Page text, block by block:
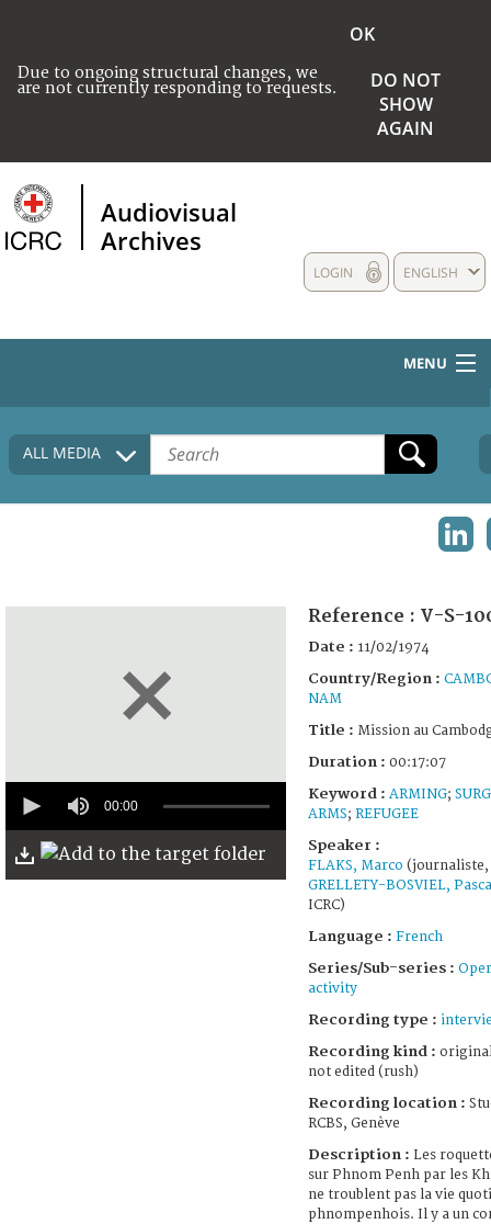
Due to ongoing structural changes, we
are not currently responding to requests.
OK
DO NOT
SHOW
AGAIN
Audiovisual
Archives
ENGLISH
LOGIN
MENU
HOME
COLLECTIONS DESCRIPTION
ALL MEDIA
seconds
minutes,
7
00:00
Reference : V-S-
Date : 11/02/1974
Country/Region :
NAM
Title : Mission au
Duration : 00:17:07
Keyword : ARMING;
ARMS; REFUGEE
Speaker :
FLAKS, Marco (journaliste,
GRELLETY-BOSVIEL,
ICRC)
Language : French
Series/Sub-series :
activity
Recording type :
Recording kind :
not edited (rush)
Recording location :
RCBS, Genève
Description : Les
sur Phnom Penh par les
ne troublent pas la vie
phnompenhois. Il y a un